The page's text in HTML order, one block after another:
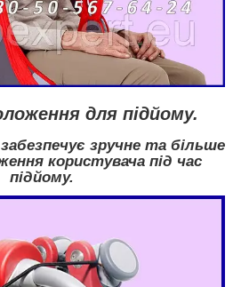
для підйому.
зручне та більше
користувача під час
підйому.